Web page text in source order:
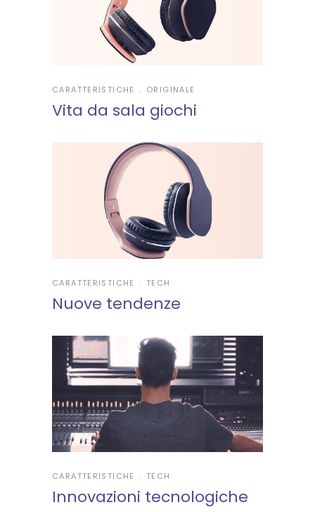
CARATTERISTICHE ORIGINALE
Vita da sala giochi
CARATTERISTICHE TECH
Nuove tendenze
CARATTERISTICHE TECH
Innovazioni tecnologiche